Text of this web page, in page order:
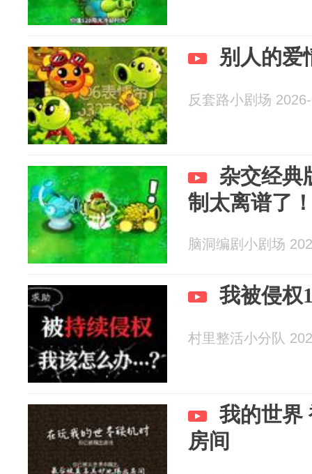
别人的爱
反套路小剧场
杂交经典
制太离谱了
脑洞编剧小剧场
我被侵权
村里整活小分队
我的世界
房间